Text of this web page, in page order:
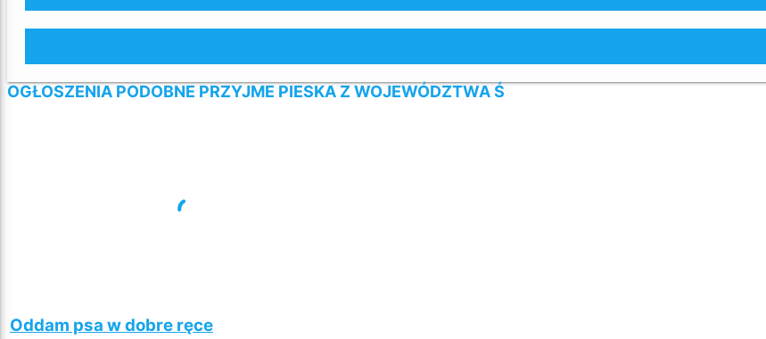
OGŁOSZENIA PODOBNE PRZYJME PIESKA Z WOJEWÓDZTWA Ś
Oddam psa w dobre ręce